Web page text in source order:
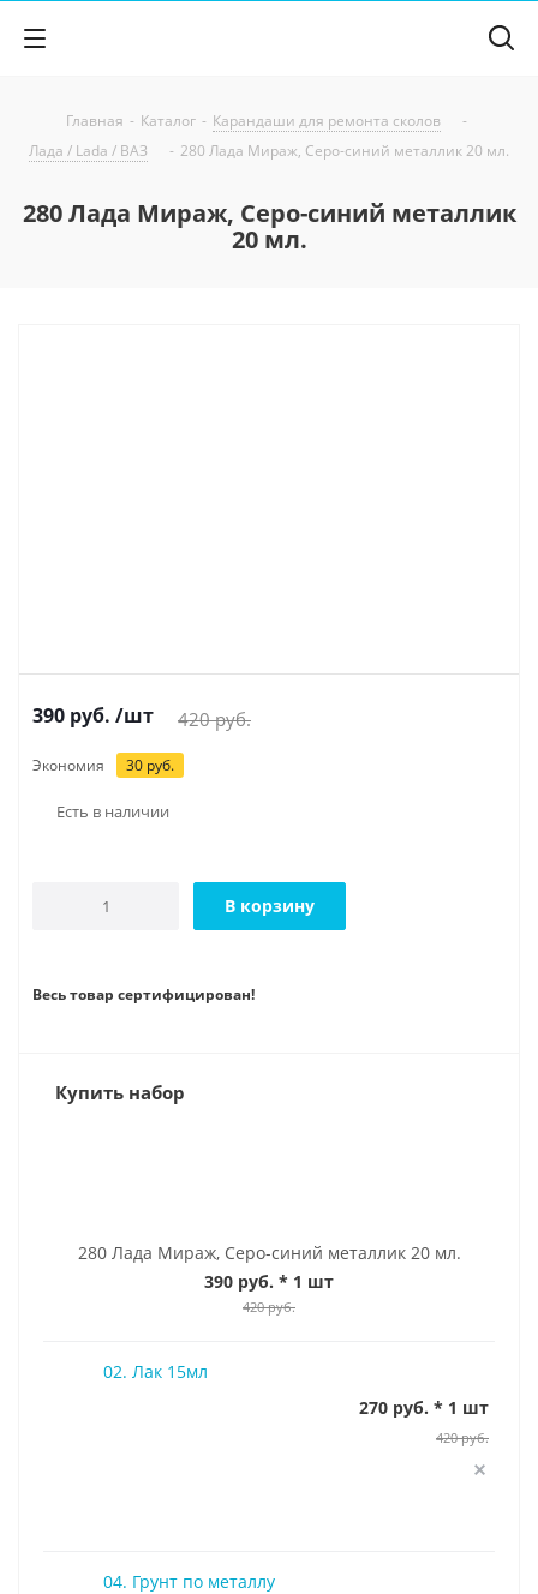
Главная - Каталог - Карандаши для ремонта сколов
-
Лада / Lada / ВАЗ
- 280 Лада Мираж, Серо-синий металлик 20 мл.
280 Лада Мираж, Серо-синий металлик
20 мл.
390 руб. /шт 420руб.
Экономия 30 руб.
Есть в наличии
В корзину
Весь товар сертифицирован!
Купить набор
280 Лада Мираж, Серо-синий металлик 20 мл.
390 руб. * 1 шт
420 руб.
02. Лак 15мл
270 руб. * 1 шт
420 руб.
04. Грунт по металлу